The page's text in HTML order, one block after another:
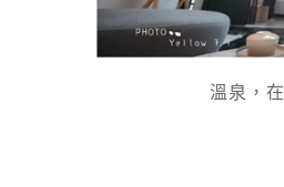
溫泉，